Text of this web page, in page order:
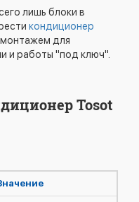
лишь блоки в
кондиционер
для
и работы "под ключ".
Tosot